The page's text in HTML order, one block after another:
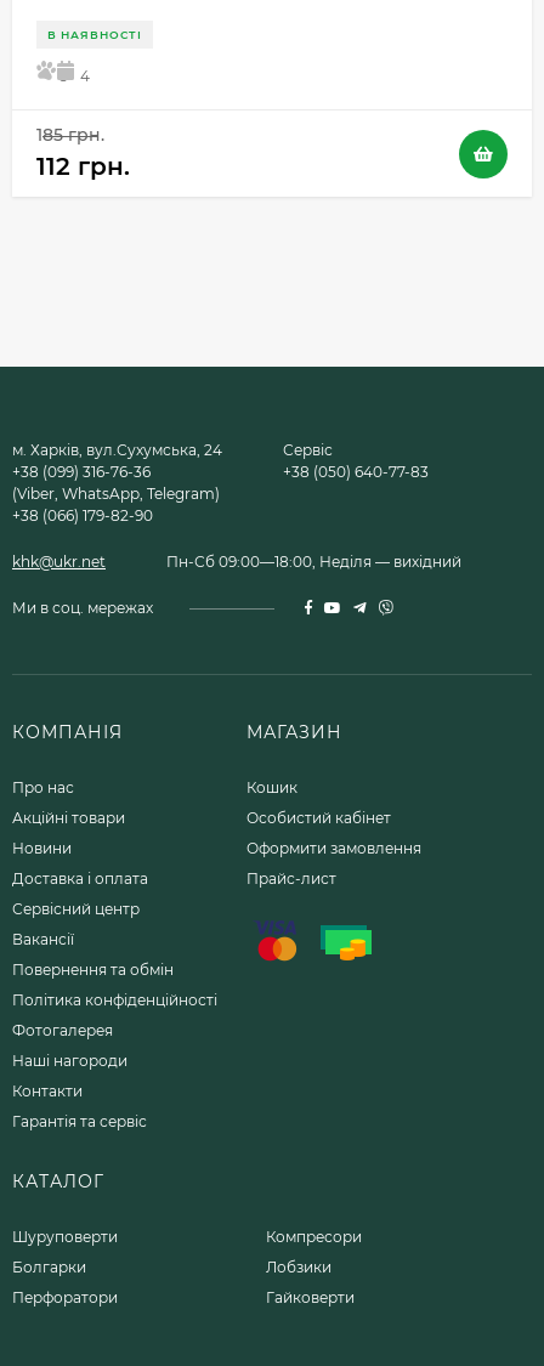
В НАЯВНОСТІ
5 4
185 грн.
112 грн.
м. Харків, вул.Сухумська, 24
+38 (099) 316-76-36
(Viber, WhatsApp, Telegram)
+38 (066) 179-82-90
Сервіс
+38 (050) 640-77-83
khk@ukr.net Пн-Сб 09:00—18:00, Неділя — вихідний
Ми в соц. мережах
КОМПАНІЯ
Про нас
Акційні товари
Новини
Доставка і оплата
Сервісний центр
Вакансії
Повернення та обмін
Політика конфіденційності
Фотогалерея
Наші нагороди
Контакти
Гарантія та сервіс
МАГАЗИН
Кошик
Особистий кабінет
Оформити замовлення
Прайс-лист
КАТАЛОГ
Шуруповерти
Болгарки
Перфоратори
Компресори
Лобзики
Гайковерти